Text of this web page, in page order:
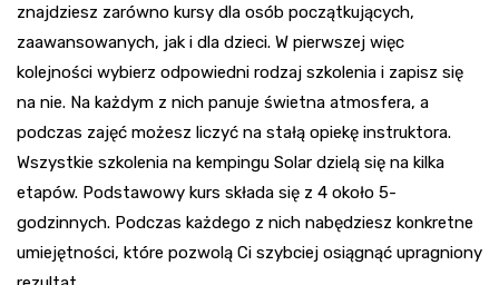
znajdziesz zarówno kursy dla osób początkujących,
zaawansowanych, jak i dla dzieci. W pierwszej więc
kolejności wybierz odpowiedni rodzaj szkolenia i zapisz się
na nie. Na każdym z nich panuje świetna atmosfera, a
podczas zajęć możesz liczyć na stałą opiekę instruktora.
Wszystkie szkolenia na kempingu Solar dzielą się na kilka
etapów. Podstawowy kurs składa się z 4 około 5-
godzinnych. Podczas każdego z nich nabędziesz konkretne
umiejętności, które pozwolą Ci szybciej osiągnąć upragniony